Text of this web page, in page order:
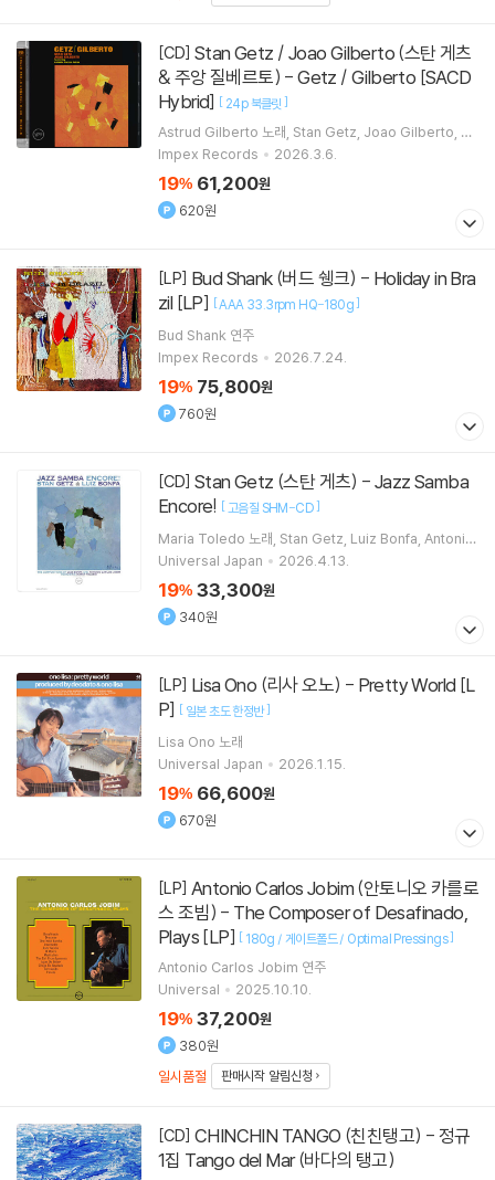
[CD]
& 주앙 질베르토) - Getz / Gilberto [SACD
Hybrid] [ 24p 북클릿 ]
Astrud Gilberto 노래 Stan Getz Joao Gilberto An
tonio Carlos Jobim연주 외 2명
Impex Records 2026.3.6.
19% 61,200원
620원
[LP]
zil [LP] [AAA 33.3rpm HQ-180g]
Bud Shank 연주
Impex Records
2026.7.24.
19% 75,800원
760원
[CD]
Encore! [고음질 SHM-CD]
Maria Toledo 노래 Stan Getz Luiz Bonfa Antonio
Carlos Jobim연주
Universal Japan 2026.4.13.
19% 33,300원
340원
[LP]
P] [ 일본 초도 한정반]
Lisa Ono 노래
Universal Japan
2026.1.15.
19% 66,600원
670원
[LP]
스 조빔) - The Composer of Desafinado,
Plays [LP] [ 180g / 게이트폴드 / Optimal Pressings]
Antonio Carlos Jobim 연주
Universal
2025.10.10.
19% 37,200원
380원
일시품절
판매시작 알림신청
[CD]
1집 Tango del Mar (바다의 탱고)